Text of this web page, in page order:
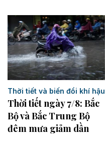
Thời tiết và biến đổi khí hậu
Thời tiết ngày 7/8: Bắc
Bộ và Bắc Trung Bộ
đêm mưa giảm dần